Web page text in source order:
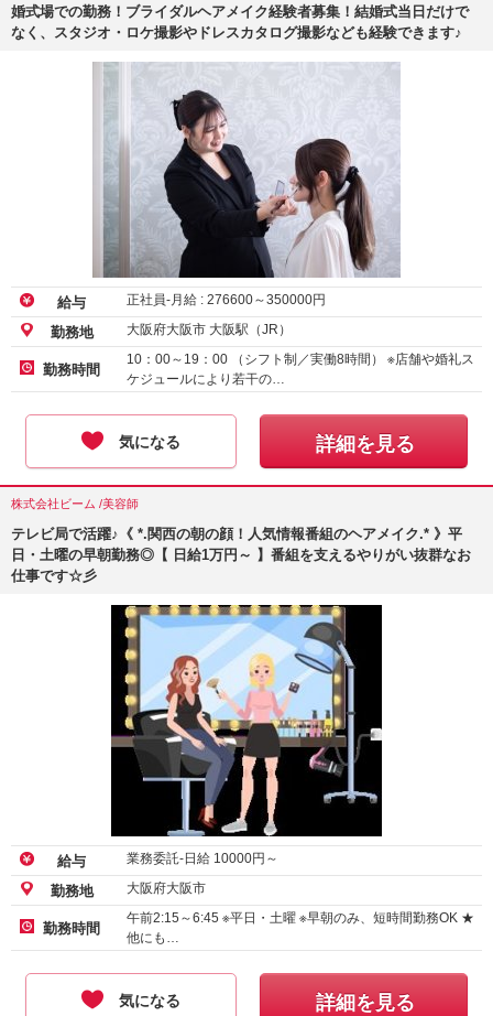
婚式場での勤務！ブライダルヘアメイク経験者募集！結婚式当日だけで
なく、スタジオ・ロケ撮影やドレスカタログ撮影なども経験できます♪
給与 正社員-月給 : 276600～350000円
勤務地 大阪府大阪市 大阪駅（JR）
勤務時間
10：00～19：00 （シフト制／実働8時間） ※店舗や婚礼ス
ケジュールにより若干の…
気になる 詳細を見る
株式会社ビーム /美容師
テレビ局で活躍♪《 *.関西の朝の顔！人気情報番組のヘアメイク.* 》平
日・土曜の早朝勤務◎【 日給1万円～ 】番組を支えるやりがい抜群なお
仕事です☆彡
給与 業務委託-日給 10000円～
勤務地 大阪府大阪市
勤務時間
午前2:15～6:45 ※平日・土曜 ※早朝のみ、短時間勤務OK ★
他にも…
気になる 詳細を見る